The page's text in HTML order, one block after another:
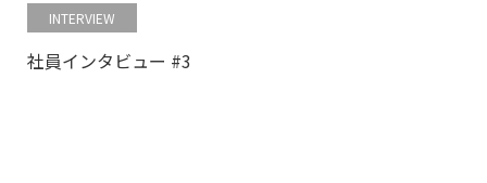
INTERVIEW
社員インタビュー #3